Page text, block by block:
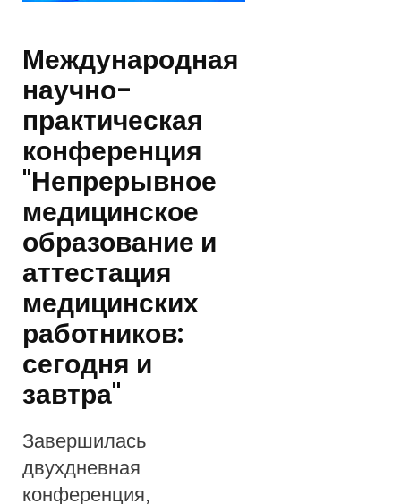
я
ц
:
А
п
р
е
л
ь
2
0
1
Международная
научно-
практическая
конференция
"Непрерывное
медицинское
образование и
аттестация
медицинских
работников:
сегодня и
завтра"
Завершилась
двухдневная
конференция,